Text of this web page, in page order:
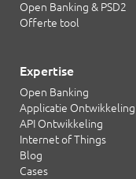
Open Banking & PSD2
Offerte tool
Expertise
Open Banking
Applicatie Ontwikkeling
API Ontwikkeling
Internet of Things
Blog
Cases